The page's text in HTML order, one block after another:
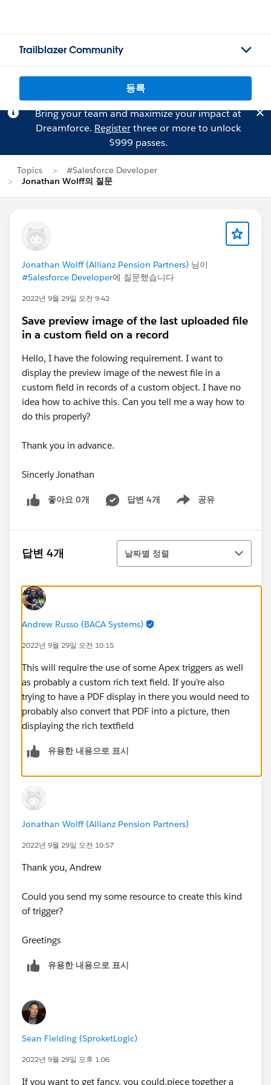
Trailblazer Community
등록
Bring your team and maximize your impact at
Dreamforce. Registerthree or more to unlock
$999 passes.
Topics
#Salesforce Developer
Jonathan Wolff의 질문
Jonathan Wolff (Allianz Pension Partners) 님이
#Salesforce Developer에 질문했습니다
2022년 9월 29일 오전 9:42
Save preview image of the last uploaded file
in a custom field on a record
Hello, I have the folowing requirement. I want to
display the preview image of the newest file in a
custom field in records of a custom object. I have no
idea how to achive this. Can you tell me a way how to
do this properly?
Thank you in advance.
Sincerly Jonathan
좋아요 0개 답변 4개 공유
Show menu
답변 4개
정렬
날짜별 정렬
Andrew Russo (BACA Systems)
2022년 9월 29일 오전 10:15
This will require the use of some Apex triggers as well
as probably a custom rich text field. If you’re also
trying to have a PDF display in there you would need to
probably also convert that PDF into a picture, then
displaying the rich textfield
유용한 내용으로 표시
Jonathan Wolff (Allianz Pension Partners)
2022년 9월 29일 오전 10:57
Thank you, Andrew
Could you send my some resource to create this kind
of trigger?
Greetings
유용한 내용으로 표시
Sean Fielding (SproketLogic)
2022년 9월 29일 오후 1:06
If you want to get fancy, you could.piece together a